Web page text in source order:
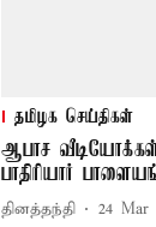
தமிழக செய்திகள்
ஆபாச
பாதிரியார்
தினத்தந்தி 24 Mar